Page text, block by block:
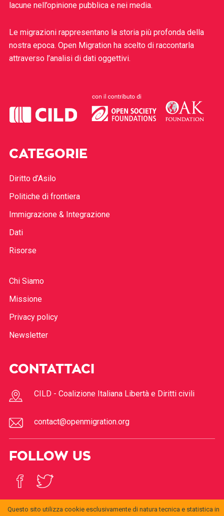
lacune nell’opinione pubblica e nei media.
Le migrazioni rappresentano la storia più profonda della
nostra epoca. Open Migration ha scelto di raccontarla
attraverso l’analisi di dati oggettivi.
CATEGORIE
Diritto d’Asilo
Politiche di frontiera
Immigrazione & Integrazione
Dati
Risorse
Chi Siamo
Missione
Privacy policy
Newsletter
CONTATTACI
CILD - Coalizione Italiana Libertà e Diritti civili
contact@openmigration.org
FOLLOW US
Questo sito utilizza cookie esclusivamente di natura tecnica e statistica in